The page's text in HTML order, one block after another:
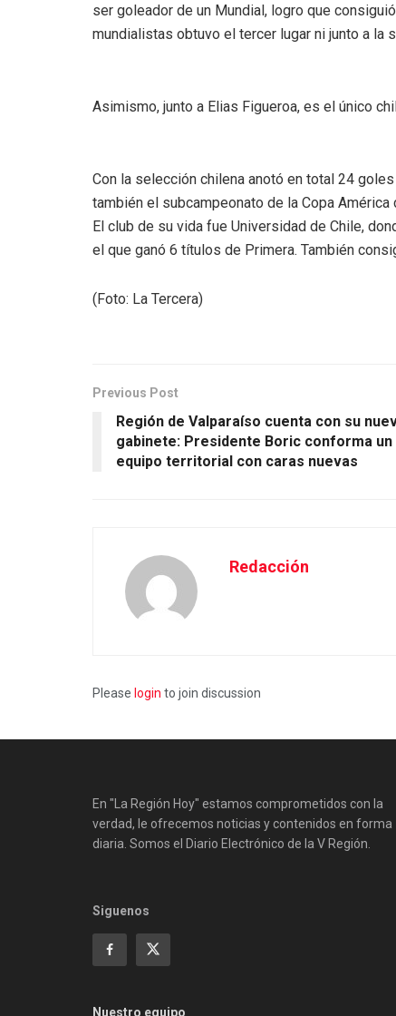
ser goleador de un Mundial, logro que
mundialistas obtuvo el tercer lugar ni junto a la
Asimismo, junto a Elias Figueroa, es el único
Con la selección chilena anotó en total 24
también el subcampeonato de la Copa América
El club de su vida fue Universidad de Chile,
el que ganó 6 títulos de Primera. También
(Foto: La Tercera)
Previous Post
Región de Valparaíso cuenta con su
gabinete: Presidente Boric conforma un
equipo territorial con caras nuevas
Redacción
Please login to join discussion
En "La Región Hoy" estamos comprometidos con la
verdad, le ofrecemos noticias y contenidos en forma
diaria. Somos el Diario Electrónico de la V Región.
Siguenos
Nuestro equipo